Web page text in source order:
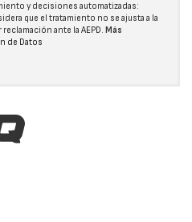
y decisiones automatizadas:
que el tratamiento no se ajusta a la
ante la AEPD. Más
de Datos